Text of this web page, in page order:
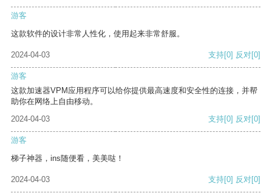
游客
这款软件的设计非常人性化，使用起来非常舒服。
2024-04-03 支持[0] 反对[0]
游客
这款加速器VPM应用程序可以给你提供最高速度和安全性的连接，并帮
助你在网络上自由移动。
2024-04-03
支持[0] 反对[0]
游客
梯子神器，ins随便看，美美哒！
2024-04-03 支持[0] 反对[0]